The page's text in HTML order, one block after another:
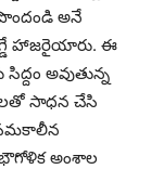
పొందండి అనే
హాజరైయారు. ఈ
అవుతున్న
సాధన చేసి
సమకాలీన
అంశాల